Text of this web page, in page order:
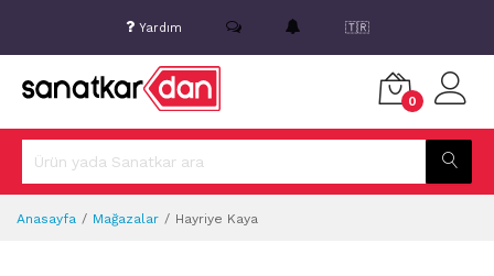
Yardım 🇹🇷
0
Anasayfa Mağazalar Hayriye Kaya